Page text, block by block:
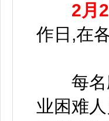
2月
作日,在
每名应
业困难